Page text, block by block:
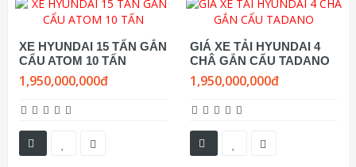
XE HYUNDAI 15 TẤN GẮN
CẨU ATOM 10 TẤN
1,950,000,000đ
GIÁ XE TẢI HYUNDAI 4
CHÂ GẮN CẨU TADANO
1,950,000,000đ